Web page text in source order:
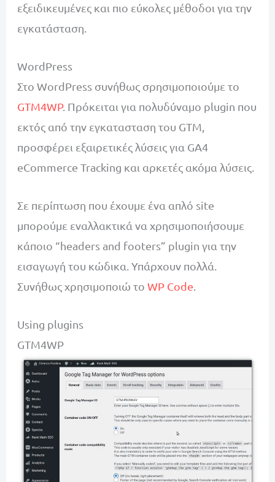
εξειδικευμένες και πιο εύκολες μέθοδοι για την
εγκατάσταση.
WordPress
Στο WordPress συνήθως σρησιμοποιούμε το
GTM4WP. Πρόκειται για πολυδύναμο plugin που
εκτός από την εγκατασταση του GTM,
προσφέρει εξαιρετικές λύσεις για GA4
eCommerce Tracking και αρκετές ακόμα λύσεις.
Σε περίπτωση που έχουμε ένα απλό site
μπορούμε εναλλακτικά να χρησιμοποιήσουμε
κάποιο “headers and footers” plugin για την
εισαγωγή του κώδικα. Υπάρχουν πολλά.
Συνήθως χρησιμοπoιώ τοWP Code
Using plugins
GTM4WP